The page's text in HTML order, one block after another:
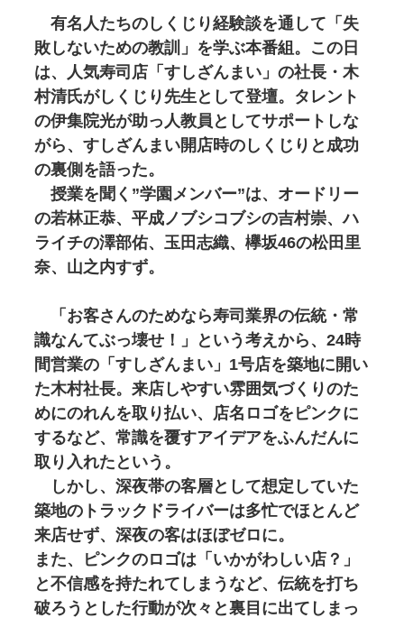
有名人たちのしくじり経験談を通して「失
敗しないための教訓」を学ぶ本番組。この日
は、人気寿司店「すしざんまい」の社長・木
村清氏がしくじり先生として登壇。タレント
の伊集院光が助っ人教員としてサポートしな
がら、すしざんまい開店時のしくじりと成功
の裏側を語った。
授業を聞く”学園メンバー”は、オードリー
の若林正恭、平成ノブシコブシの吉村崇、ハ
ライチの澤部佑、玉田志織、欅坂46の松田里
奈、山之内すず。
「お客さんのためなら寿司業界の伝統・常
識なんてぶっ壊せ！」という考えから、24時
間営業の「すしざんまい」1号店を築地に開い
た木村社長。来店しやすい雰囲気づくりのた
めにのれんを取り払い、店名ロゴをピンクに
するなど、常識を覆すアイデアをふんだんに
取り入れたという。
しかし、深夜帯の客層として想定していた
築地のトラックドライバーは多忙でほとんど
来店せず、深夜の客はほぼゼロに。
また、ピンクのロゴは「いかがわしい店？」
と不信感を持たれてしまうなど、伝統を打ち
破ろうとした行動が次々と裏目に出てしまっ